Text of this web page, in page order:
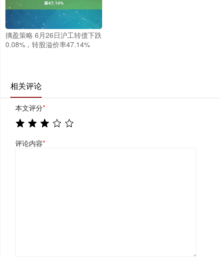
摛盈策略 6月26日沪工转债下跌
0.08%，转股溢价率47.14%
相关评论
本文评分*
评论内容*